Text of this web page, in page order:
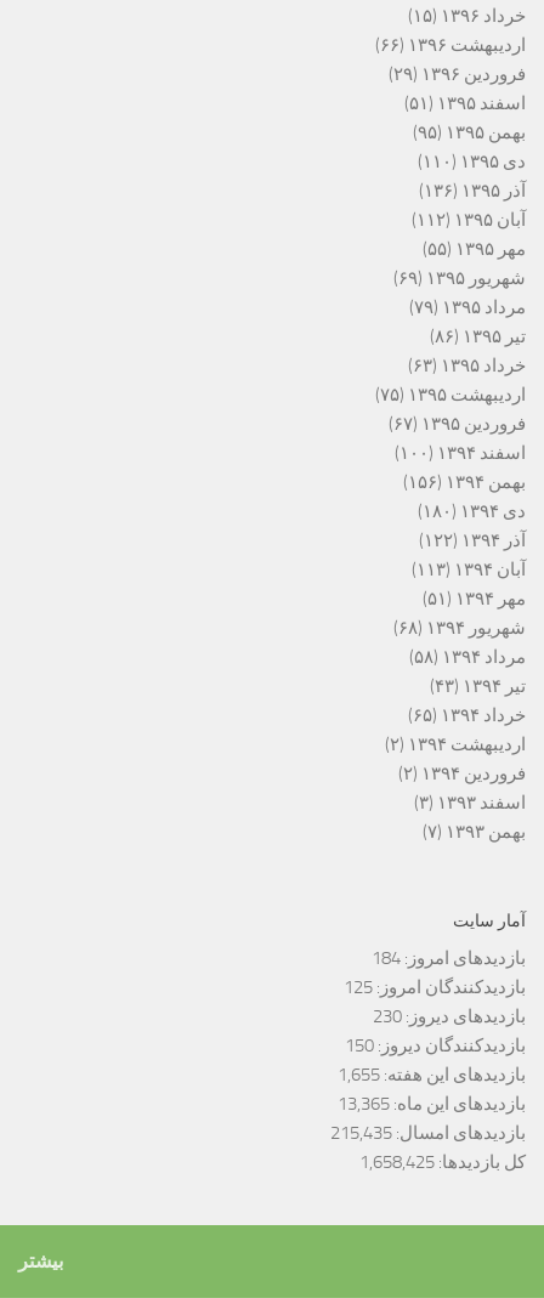
خرداد ۱۳۹۶
(۱۵)
اردیبهشت ۱۳۹۶
(۶۶)
فروردین ۱۳۹۶
(۲۹)
اسفند ۱۳۹۵
(۵۱)
بهمن ۱۳۹۵
(۹۵)
دی ۱۳۹۵
(۱۱۰)
آذر ۱۳۹۵
(۱۳۶)
آبان ۱۳۹۵
(۱۱۲)
مهر ۱۳۹۵
(۵۵)
شهریور ۱۳۹۵
(۶۹)
مرداد ۱۳۹۵
(۷۹)
تیر ۱۳۹۵
(۸۶)
خرداد ۱۳۹۵
(۶۳)
اردیبهشت ۱۳۹۵
(۷۵)
فروردین ۱۳۹۵
(۶۷)
اسفند ۱۳۹۴
(۱۰۰)
بهمن ۱۳۹۴
(۱۵۶)
دی ۱۳۹۴
(۱۸۰)
آذر ۱۳۹۴
(۱۲۲)
آبان ۱۳۹۴
(۱۱۳)
مهر ۱۳۹۴
(۵۱)
شهریور ۱۳۹۴
(۶۸)
مرداد ۱۳۹۴
(۵۸)
تیر ۱۳۹۴
(۴۳)
خرداد ۱۳۹۴
(۶۵)
اردیبهشت ۱۳۹۴
(۲)
فروردین ۱۳۹۴
(۲)
اسفند ۱۳۹۳
(۳)
بهمن ۱۳۹۳
(۷)
آمار سایت
بازدیدهای امروز: 184
بازدیدکنندگان امروز: 125
بازدیدهای دیروز: 230
بازدیدکنندگان دیروز: 150
بازدیدهای این هفته: 1,655
بازدیدهای این ماه: 13,365
بازدیدهای امسال: 215,435
کل بازدیدها: 1,658,425
بیشتر